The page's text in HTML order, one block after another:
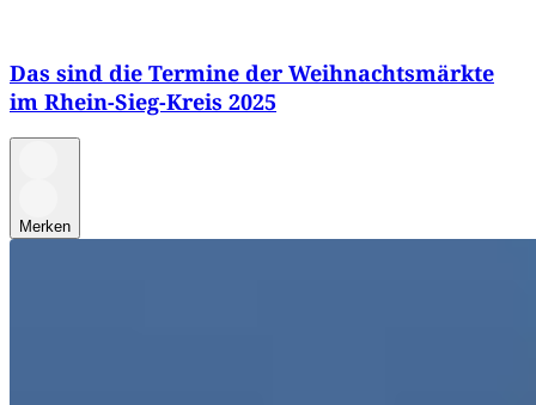
Das sind die Termine der Weihnachtsmärkte
im Rhein-Sieg-Kreis 2025
Merken